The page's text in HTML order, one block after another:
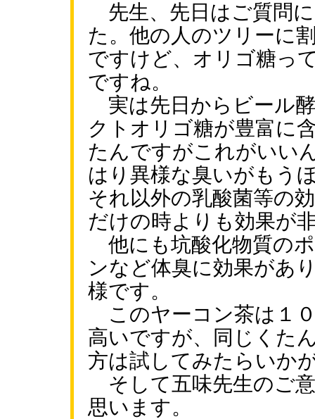
先生、先日はご質問
た。他の人のツリーに
ですけど、オリゴ糖っ
ですね。
実は先日からビール
クトオリゴ糖が豊富に
たんですがこれがいい
はり異様な臭いがもう
それ以外の乳酸菌等の
だけの時よりも効果が
他にも坑酸化物質の
ンなど体臭に効果があ
様です。
このヤーコン茶は１
高いですが、同じくた
方は試してみたらいか
そして五味先生のご
思います。